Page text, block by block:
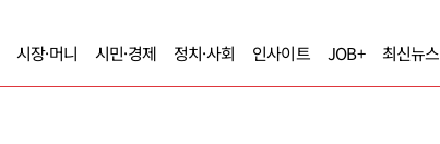
시장·머니 시민·경제 정치·사회 인사이트 JOB+ 최신뉴스